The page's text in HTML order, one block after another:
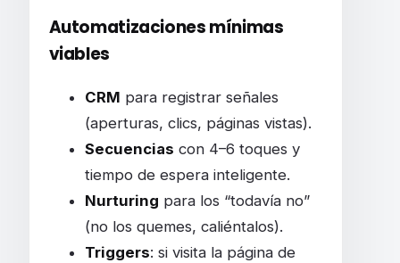
Automatizaciones mínimas
viables
CRM para registrar señales
(aperturas, clics, páginas vistas).
Secuencias con 4–6 toques y
tiempo de espera inteligente.
Nurturing para los “todavía no”
(no los quemes, caliéntalos).
Triggers: si visita la página de